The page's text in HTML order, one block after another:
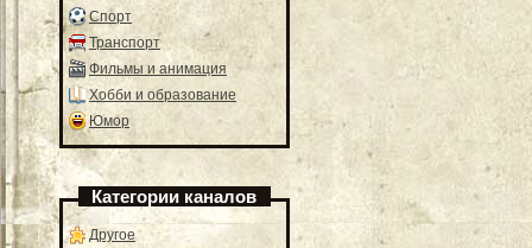
Спорт
Транспорт
Фильмы и анимация
Хобби и образование
Юмор
Категории каналов
Другое